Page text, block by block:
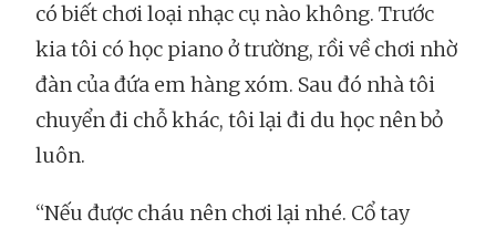
có biết chơi loại nhạc cụ nào không. Trước
kia tôi có học piano ở trường, rồi về chơi nhờ
đàn của đứa em hàng xóm. Sau đó nhà tôi
chuyển đi chỗ khác, tôi lại đi du học nên bỏ
luôn.
“Nếu được cháu nên chơi lại nhé. Cổ tay